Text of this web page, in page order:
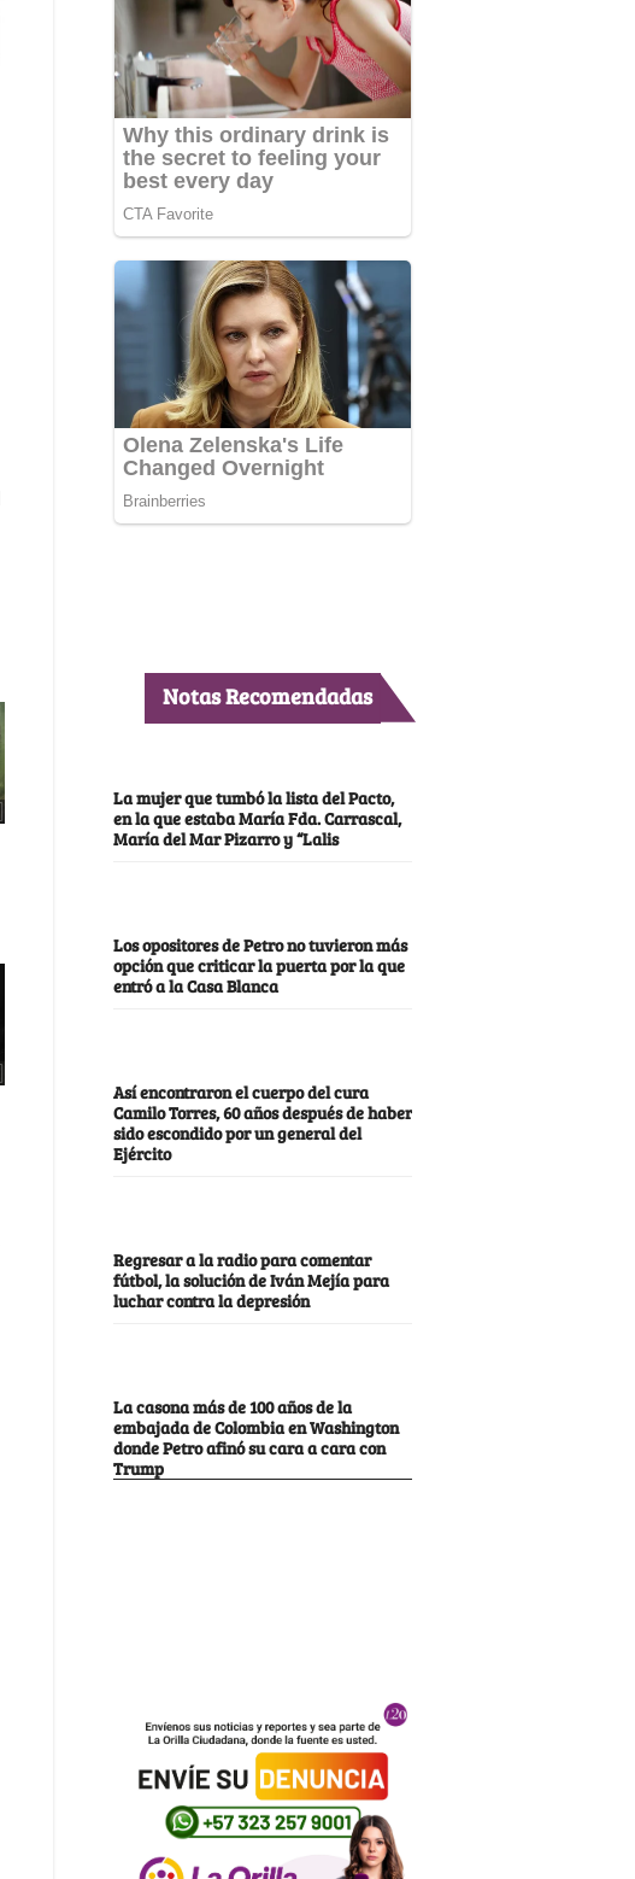
Notas Recomendadas
La mujer que tumbó la lista del Pacto,
en la que estaba María Fda. Carrascal,
María del Mar Pizarro y “Lalis
Los opositores de Petro no tuvieron más
opción que criticar la puerta por la que
entró a la Casa Blanca
Así encontraron el cuerpo del cura
Camilo Torres, 60 años después de haber
sido escondido por un general del
Ejército
Regresar a la radio para comentar
fútbol, la solución de Iván Mejía para
luchar contra la depresión
La casona más de 100 años de la
embajada de Colombia en Washington
donde Petro afinó su cara a cara con
Trump